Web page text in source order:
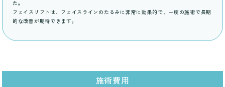
た。
フェイスリフトは、フェイスラインのたるみに非常に効果的で、一度の施術で長期
的な改善が期待できます。
施術費用